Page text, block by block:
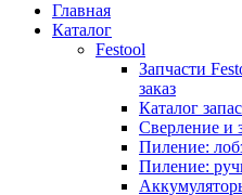
Главная
Каталог
Festool
Запчасти
заказ
Каталог
Сверление и
Пиление:
Пиление: